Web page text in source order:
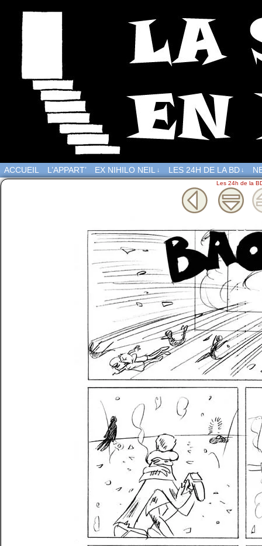
ACCUEIL L’APPART’ EX NIHILO NEIL ↓ LES 24H DE LA BD ↓
Les 24h de la